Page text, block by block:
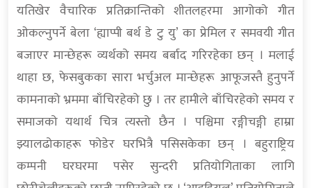
यतिखेर वैचारिक प्रतिक्रान्तिको शीतलहरमा आगोको गीत
ओकल्नुपर्ने बेला ‘ह्याप्पी बर्थ डे टु यु’ का प्रेमिल र समवयी गीत
बजाएर मान्छेहरू व्यर्थको समय बर्बाद गरिरहेका छन् । मलाई
थाहा छ, फेसबुकका सारा भर्चुअल मान्छेहरू आफूजस्तै हुनुपर्ने
कामनाको भ्रममा बाँचिरहेको छु । तर हामीले बाँचिरहेको समय र
समाजको यथार्थ चित्र त्यस्तो छैन । पश्चिमा रङ्गीचङ्गी हाम्रा
झ्यालढोकाहरू फोडेर घरभित्रै पसिसकेका छन् । बहुराष्ट्रिय
कम्पनी घरघरमा पसेर सुन्दरी प्रतियोगिताका लागि